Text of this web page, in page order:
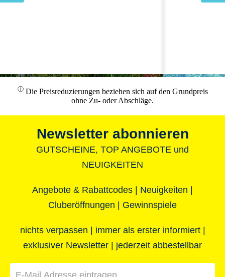
Essen & Trinken und noch mehr... bis zu CHF
ⓘDie Preisreduzierungen beziehen sich auf den Grundpreis
ohne Zu- oder Abschläge.
Newsletter abonnieren
GUTSCHEINE, TOP ANGEBOTE und
NEUIGKEITEN
Angebote & Rabattcodes | Neuigkeiten |
Cluberöffnungen | Gewinnspiele
nichts verpassen | immer als erster informiert |
exklusiver Newsletter | jederzeit abbestellbar